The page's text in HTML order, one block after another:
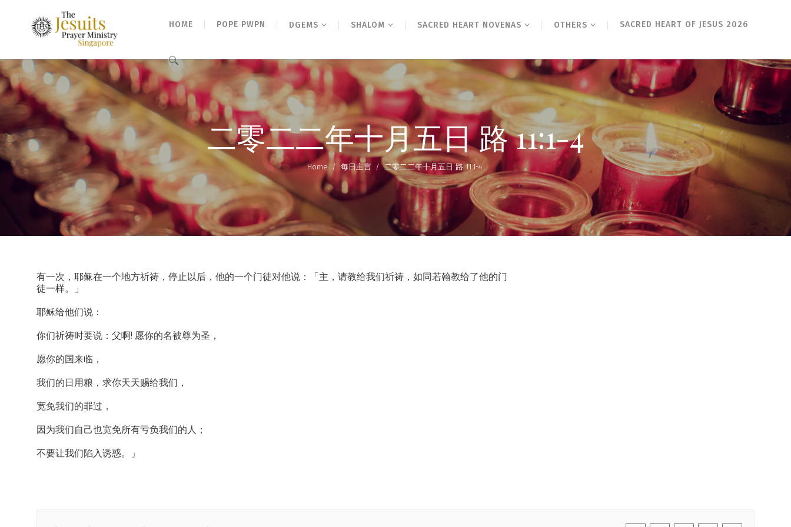
HOME POPE PWPN DGEMS SHALOM SACRED HEART NOVENAS OTHERS SACRED HEART OF JESUS 2026
Search
for:
二零二二年十月五日 路 11:1-4
Home / 每日主言 /二零二二年十月五日 路 11:1-4
有一次，耶稣在一个地方祈祷，停止以后，他的一个门徒对他说：「主，请教给我们祈祷，如同若翰教给了他的门
徒一样。」
耶稣给他们说：
你们祈祷时要说：父啊! 愿你的名被尊为圣，
愿你的国来临，
我们的日用粮，求你天天赐给我们，
宽免我们的罪过，
因为我们自己也宽免所有亏负我们的人；
不要让我们陷入诱惑。」